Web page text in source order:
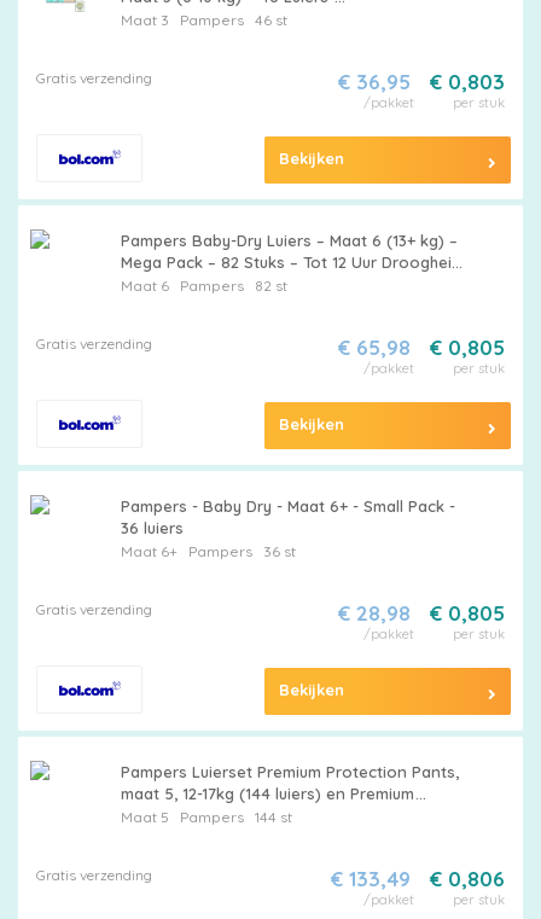
Koffiezetapparaat - Koffiezetapparaat -
Maat 3 Pampers46 st
Gratis verzending € 0,803
per stuk
€ 36,95
/pakket
Bekijken
Pampers Baby-Dry Luiers – Maat 6 (13+ kg) –
Mega Pack – 82 Stuks – Tot 12 Uur Droogheid
& Comfort
Maat 6 Pampers82 st
Gratis verzending € 0,805
per stuk
€ 65,98
/pakket
Bekijken
Pampers - Baby Dry - Maat 6+ - Small Pack -
36 luiers
Maat 6+ Pampers36 st
Gratis verzending € 0,805
per stuk
€ 28,98
/pakket
Bekijken
Pampers Luierset Premium Protection Pants,
maat 5, 12-17kg (144 luiers) en Premium
Protection Luiers, maat 5 Junior , 11-16kg (152
Maat 5 Pampers144 st
Gratis verzending € 0,806
per stuk
€ 133,49
/pakket